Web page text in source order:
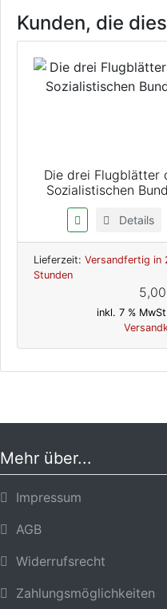
Kunden, die
Die drei Flugblätter
Sozialistischen
Details
Lieferzeit: Versandfertig in
Stunden
inkl. 7 %
Mehr über...
Impressum
AGB
Widerrufsrecht
Zahlungsmöglichkeiten